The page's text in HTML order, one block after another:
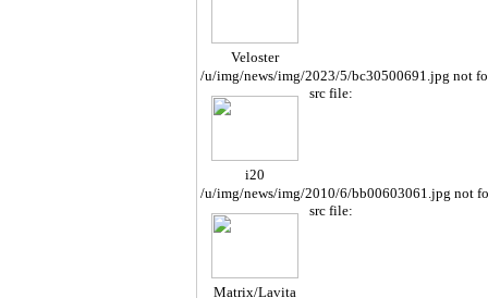
Veloster
/u/img/news/img/2023/5/bc30500691.jpg not
i20
src file:
/u/img/news/img/2010/6/bb00603061.jpg not
Matrix/Lavita
src file: